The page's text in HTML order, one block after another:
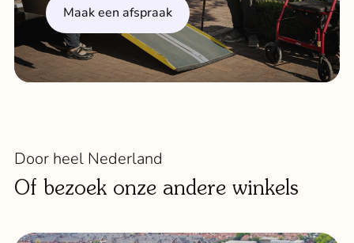
Maak een afspraak
Door heel Nederland
Of bezoek onze andere winkels